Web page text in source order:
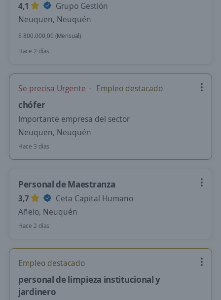
4,1
Grupo Gestión
Neuquen, Neuquén
$ 800.000,00 (Mensual)
Hace 2 días
Se precisa Urgente Empleo destacado
chófer
Importante empresa del sector
Neuquen, Neuquén
Hace 3 días
Personal de Maestranza
3,7
Ceta Capital Humano
Añelo, Neuquén
Hace 2 días
Empleo destacado
personal de limpieza institucional y
jardinero